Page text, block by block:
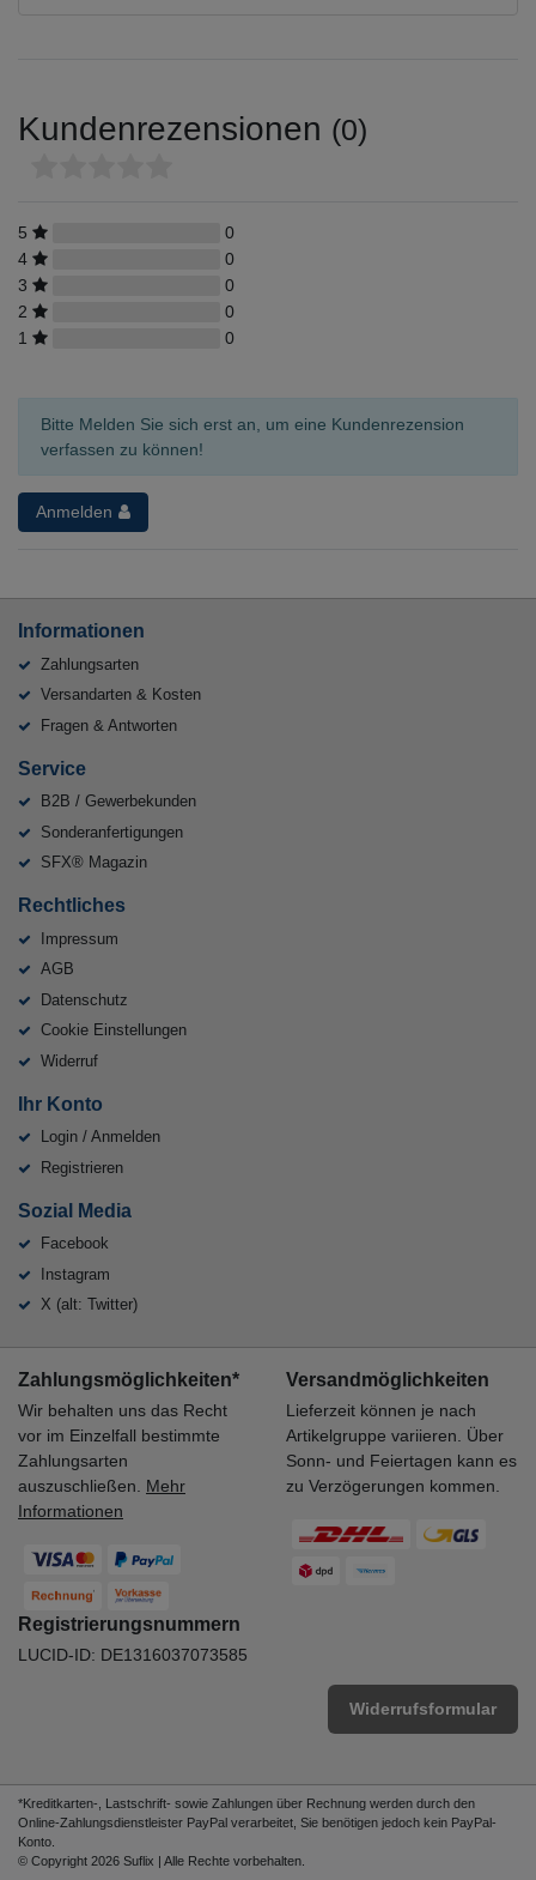
Kundenrezensionen (0)
5
0
4
0
3
0
2
0
1
0
Bitte Melden Sie sich erst an, um eine Kundenrezension
verfassen zu können!
Anmelden
Informationen
Zahlungsarten
Versandarten & Kosten
Fragen & Antworten
Service
B2B / Gewerbekunden
Sonderanfertigungen
SFX® Magazin
Rechtliches
Impressum
AGB
Datenschutz
Cookie Einstellungen
Widerruf
Ihr Konto
Login / Anmelden
Registrieren
Sozial Media
Facebook
Instagram
X (alt: Twitter)
Zahlungsmöglichkeiten*
Wir behalten uns das Recht
vor im Einzelfall bestimmte
Zahlungsarten
auszuschließen. Mehr
Informationen
Versandmöglichkeiten
Lieferzeit können je nach
Artikelgruppe variieren. Über
Sonn- und Feiertagen kann es
zu Verzögerungen kommen.
Registrierungsnummern
LUCID-ID: DE1316037073585
Widerrufsformular
*Kreditkarten-, Lastschrift- sowie Zahlungen über Rechnung werden durch den
Online-Zahlungsdienstleister PayPal verarbeitet, Sie benötigen jedoch kein PayPal-
Konto.
© Copyright 2026 Suflix | Alle Rechte vorbehalten.